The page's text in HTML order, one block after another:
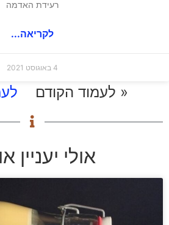
רעידת האדמה
לקריאה...
4 באוגוסט 2021
« לעמוד הקודם
אולי יעניין